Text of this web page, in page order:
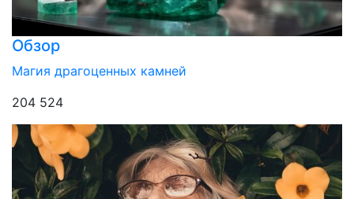
Обзор
Магия драгоценных камней
204 524